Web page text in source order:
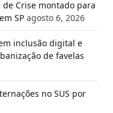
Crise montado para
SP agosto 6, 2026
inclusão digital e
de favelas
no SUS por